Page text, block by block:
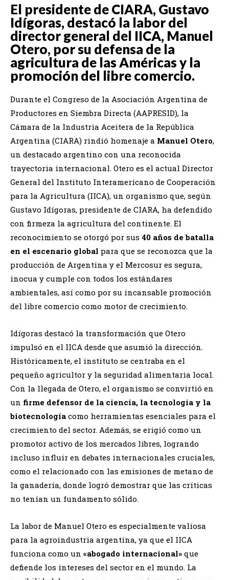
El presidente de CIARA, Gustavo
Idígoras, destacó la labor del
director general del IICA, Manuel
Otero, por su defensa de la
agricultura de las Américas y la
promoción del libre comercio.
Durante el Congreso de la Asociación Argentina de
Productores en Siembra Directa (AAPRESID), la
Cámara de la Industria Aceitera de la República
Argentina (CIARA) rindió homenaje a Manuel Otero,
un destacado argentino con una reconocida
trayectoria internacional. Otero es el actual Director
General del Instituto Interamericano de Cooperación
para la Agricultura (IICA), un organismo que, según
Gustavo Idígoras, presidente de CIARA, ha defendido
con firmeza la agricultura del continente. El
reconocimiento se otorgó por sus 40 años de batalla
en el escenario global para que se reconozca que la
producción de Argentina y el Mercosur es segura,
inocua y cumple con todos los estándares
ambientales, así como por su incansable promoción
del libre comercio como motor de crecimiento.
Idígoras destacó la transformación que Otero
impulsó en el IICA desde que asumió la dirección.
Históricamente, el instituto se centraba en el
pequeño agricultor y la seguridad alimentaria local.
Con la llegada de Otero, el organismo se convirtió en
un firme defensor de la ciencia, la tecnología y la
biotecnología como herramientas esenciales para el
crecimiento del sector. Además, se erigió como un
promotor activo de los mercados libres, logrando
incluso influir en debates internacionales cruciales,
como el relacionado con las emisiones de metano de
la ganadería, donde logró demostrar que las críticas
no tenían un fundamento sólido.
La labor de Manuel Otero es especialmente valiosa
para la agroindustria argentina, ya que el IICA
funciona como un «abogado internacional» que
defiende los intereses del sector en el mundo. La